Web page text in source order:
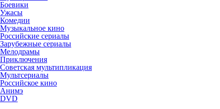
Боевики
Ужасы
Комедии
Музыкальное кино
Российские сериалы
Зарубежные сериалы
Мелодрамы
Приключения
Советская мультипликация
Мультсериалы
Российское кино
Анимэ
DVD